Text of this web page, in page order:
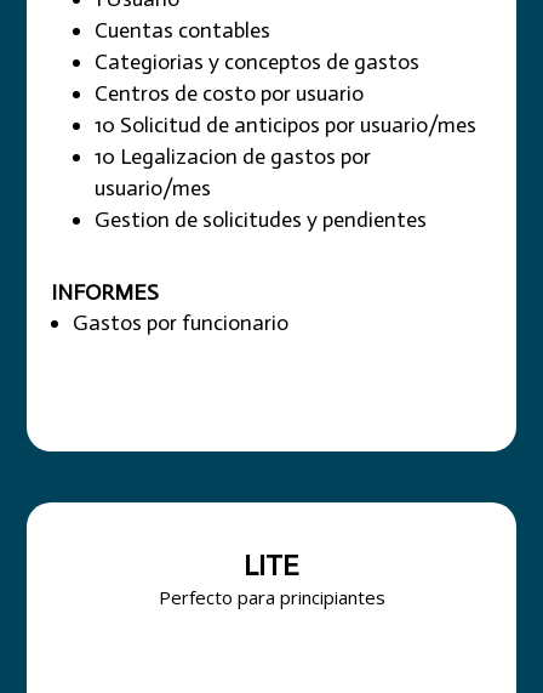
Cuentas contables
Categiorias y conceptos de gastos
Centros de costo por usuario
10 Solicitud de anticipos por usuario/mes
10 Legalizacion de gastos por
usuario/mes
Gestion de solicitudes y pendientes
INFORMES
Gastos por funcionario
LITE
Perfecto para principiantes